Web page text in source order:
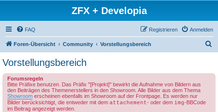
ZFX + Developia
FAQ Anmelden
Registrieren
Foren-Übersicht Community Vorstellungsbereich
Vorstellungsbereich
Forumsregeln
Bitte Präfixe benutzen. Das Präfix "[Projekt]" bewirkt die Aufnahme von Bildern aus
den Beiträgen des Themenerstellers in den Showroom. Alle Bilder aus dem Thema
Showroom erscheinen ebenfalls im Showroom auf der Frontpage. Es werden nur
Bilder berücksichtigt, die entweder mit dem attachement- oder dem img-BBCode
im Beitrag angezeigt werden.